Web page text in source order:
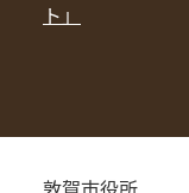
ト」